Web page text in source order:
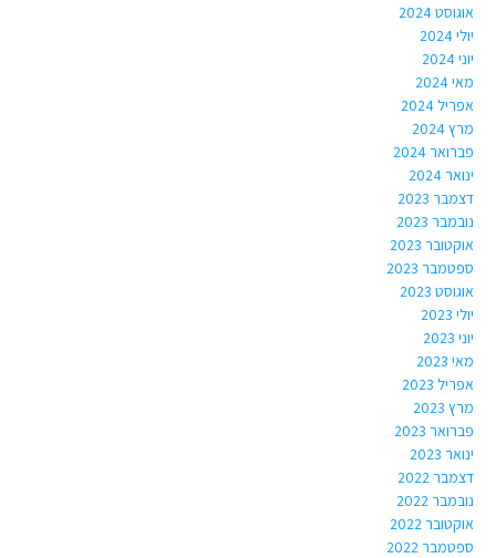
אוגוסט 2024
יולי 2024
יוני 2024
מאי 2024
אפריל 2024
מרץ 2024
פברואר 2024
ינואר 2024
דצמבר 2023
נובמבר 2023
אוקטובר 2023
ספטמבר 2023
אוגוסט 2023
יולי 2023
יוני 2023
מאי 2023
אפריל 2023
מרץ 2023
פברואר 2023
ינואר 2023
דצמבר 2022
נובמבר 2022
אוקטובר 2022
ספטמבר 2022